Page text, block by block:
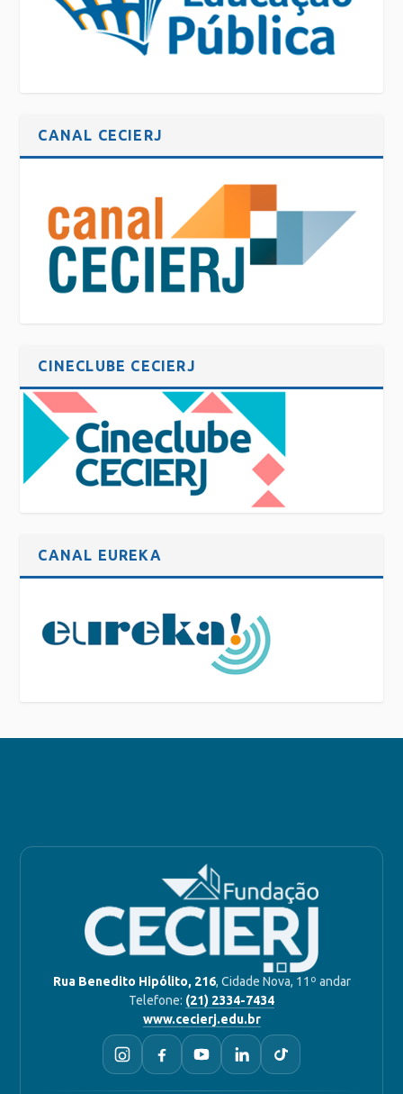
CANAL CECIERJ
CINECLUBE CECIERJ
CANAL EUREKA
Rua Benedito Hipólito, 216, Cidade Nova, 11º andar
Telefone: (21) 2334-7434
www.cecierj.edu.br